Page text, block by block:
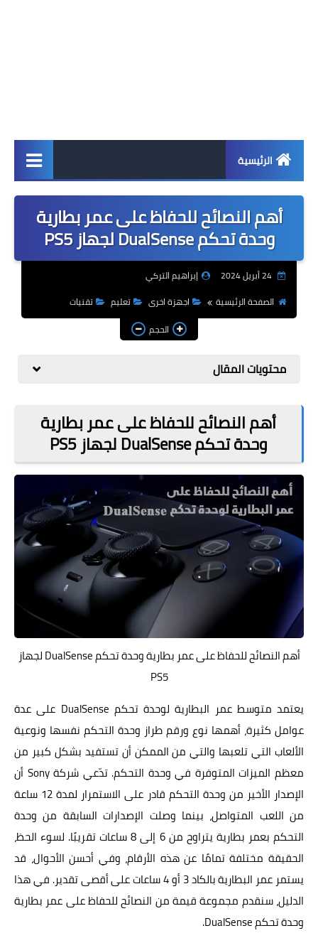
الرئيسية
اخبار
ابل
اندرويد
مراجعات
الربح من الانترنت
ذكاء اصطناعي
أهم النصائح للحفاظ على عمر بطارية
وحدة تحكم DualSense لجهاز PS5
24 أبريل 2024
إبراهيم التركي
الصفحة الرئيسية
اجهزة اخرى تعليم
تقنيات
الحجم
محتويات المقال
أهم النصائح للحفاظ على عمر بطارية
وحدة تحكم DualSense لجهاز PS5
أهم النصائح للحفاظ على عمر بطارية وحدة تحكم DualSense لجهاز
PS5
يعتمد متوسط عمر البطارية لوحدة تحكم DualSense على عدة
عوامل كثيرة، أهمها نوع ورقم طراز وحدة التحكم نفسها ونوعية
الألعاب التي تلعبها والتي من الممكن أن تستفيد بشكل كبير من
معظم الميزات المتوفرة في وحدة التحكم. تدّعي شركة Sony أن
الإصدار الأخير من وحدة التحكم قادر على الاستمرار لمدة 12 ساعة
من اللعب المتواصل، بينما وصلت الإصدارات السابقة من وحدة
التحكم بعمر بطارية يتراوح من 6 إلى 8 ساعات تقريبًا. لسوء الحظ،
الحقيقة مختلفة تمامًا عن هذه الأرقام، وفي أحسن الأحوال، قد
يستمر عمر البطارية بالكاد 3 أو 4 ساعات على أقصى تقدير. في هذا
الدليل، سنقدم مجموعة قيمة من النصائح للحفاظ على عمر بطارية
وحدة تحكم DualSense.